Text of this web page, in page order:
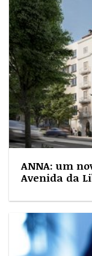
ANNA: um
Avenida da